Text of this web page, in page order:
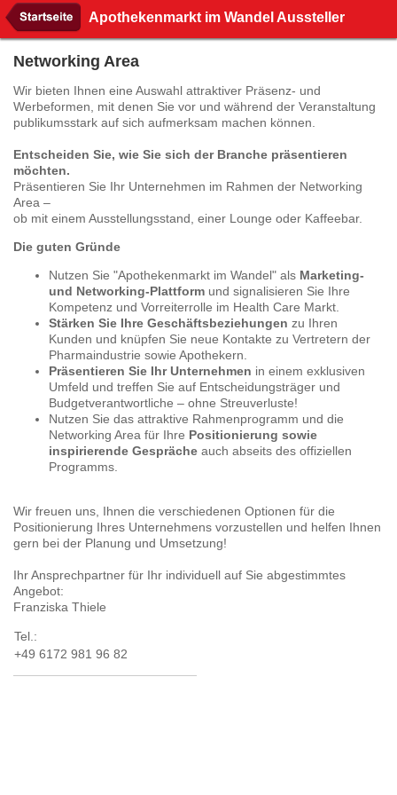
Apothekenmarkt im Wandel Aussteller
Networking Area
Wir bieten Ihnen eine Auswahl attraktiver Präsenz- und
Werbeformen, mit denen Sie vor und während der Veranstaltung
publikumsstark auf sich aufmerksam machen können.
Entscheiden Sie, wie Sie sich der Branche präsentieren
möchten.
Präsentieren Sie Ihr Unternehmen im Rahmen der Networking
Area –
ob mit einem Ausstellungsstand, einer Lounge oder Kaffeebar.
Die guten Gründe
Nutzen Sie "Apothekenmarkt im Wandel" als Marketing-
und Networking-Plattform und signalisieren Sie Ihre
Kompetenz und Vorreiterrolle im Health Care Markt.
Stärken Sie Ihre Geschäftsbeziehungen zu Ihren
Kunden und knüpfen Sie neue Kontakte zu Vertretern der
Pharmaindustrie sowie Apothekern.
Präsentieren Sie Ihr Unternehmen in einem exklusiven
Umfeld und treffen Sie auf Entscheidungsträger und
Budgetverantwortliche – ohne Streuverluste!
Nutzen Sie das attraktive Rahmenprogramm und die
Networking Area für Ihre Positionierung sowie
inspirierende Gespräche auch abseits des offiziellen
Programms.
Wir freuen uns, Ihnen die verschiedenen Optionen für die
Positionierung Ihres Unternehmens vorzustellen und helfen Ihnen
gern bei der Planung und Umsetzung!
Ihr Ansprechpartner für Ihr individuell auf Sie abgestimmtes
Angebot:
Franziska Thiele
Tel.:
+49 6172 981 96 82